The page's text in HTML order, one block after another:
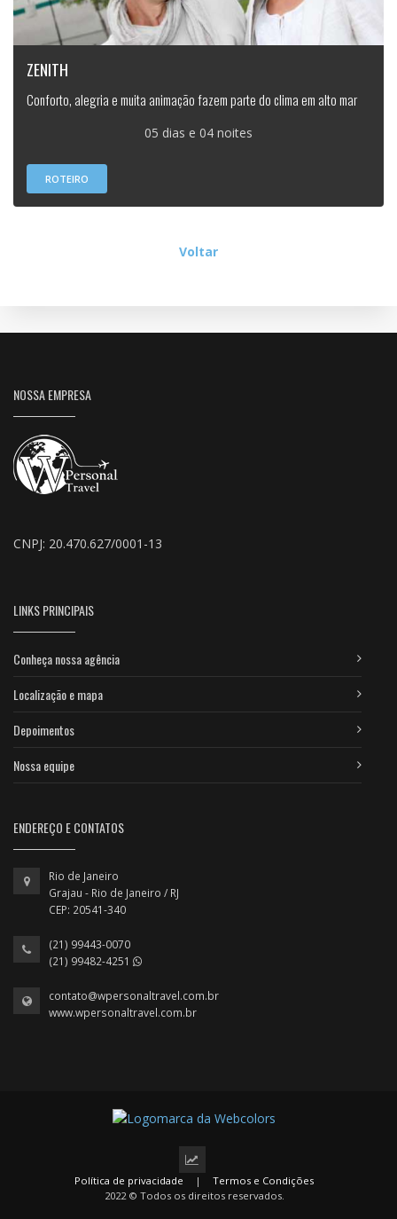
ZENITH
Conforto, alegria e muita animação fazem parte do clima em alto mar
05 dias e 04 noites
ROTEIRO
Voltar
NOSSA EMPRESA
CNPJ: 20.470.627/0001-13
LINKS PRINCIPAIS
Conheça nossa agência
Localização e mapa
Depoimentos
Nossa equipe
ENDEREÇO E CONTATOS
Rio de Janeiro
Grajau - Rio de Janeiro / RJ
CEP: 20541-340
(21) 99443-0070
(21) 99482-4251
contato@wpersonaltravel.com.br
www.wpersonaltravel.com.br
Política de privacidade |
Termos e Condições
2022 © Todos os direitos reservados.